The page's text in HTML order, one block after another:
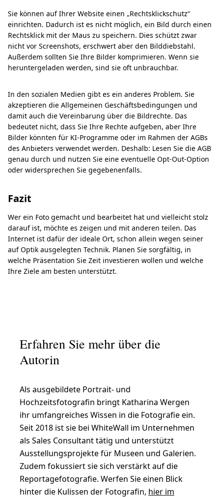
Sie können auf Ihrer Website einen „Rechtsklickschutz“
einrichten. Dadurch ist es nicht möglich, ein Bild durch einen
Rechtsklick mit der Maus zu speichern. Dies schützt zwar
nicht vor Screenshots, erschwert aber den Bilddiebstahl.
Außerdem sollten Sie Ihre Bilder komprimieren. Wenn sie
heruntergeladen werden, sind sie oft unbrauchbar.
In den sozialen Medien gibt es ein anderes Problem. Sie
akzeptieren die Allgemeinen Geschäftsbedingungen und
damit auch die Vereinbarung über die Bildrechte. Das
bedeutet nicht, dass Sie Ihre Rechte aufgeben, aber Ihre
Bilder könnten für KI-Programme oder im Rahmen der AGBs
des Anbieters verwendet werden. Deshalb: Lesen Sie die AGB
genau durch und nutzen Sie eine eventuelle Opt-Out-Option
oder widersprechen Sie gegebenenfalls.
Fazit
Wer ein Foto gemacht und bearbeitet hat und vielleicht stolz
darauf ist, möchte es zeigen und mit anderen teilen. Das
Internet ist dafür der ideale Ort, schon allein wegen seiner
auf Optik ausgelegten Technik. Planen Sie sorgfältig, in
welche Präsentation Sie Zeit investieren wollen und welche
Ihre Ziele am besten unterstützt.
Erfahren Sie mehr über die
Autorin
Als ausgebildete Portrait- und
Hochzeitsfotografin bringt Katharina Wergen
ihr umfangreiches Wissen in die Fotografie ein.
Seit 2018 ist sie bei WhiteWall im Unternehmen
als Sales Consultant tätig und unterstützt
Ausstellungsprojekte für Museen und Galerien.
Zudem fokussiert sie sich verstärkt auf die
Reportagefotografie. Werfen Sie einen Blick
hinter die Kulissen der Fotografin, hier im